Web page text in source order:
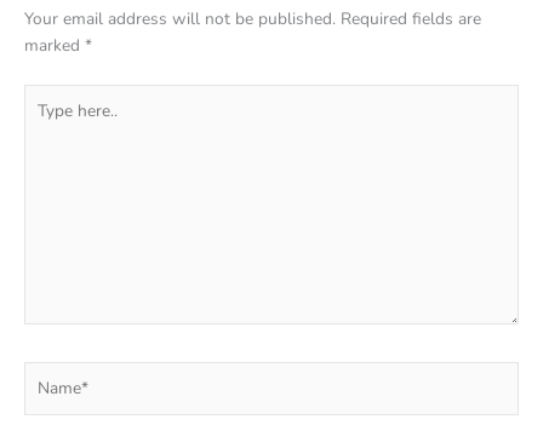
Your email address will not be published. Required fields are
marked *
here..